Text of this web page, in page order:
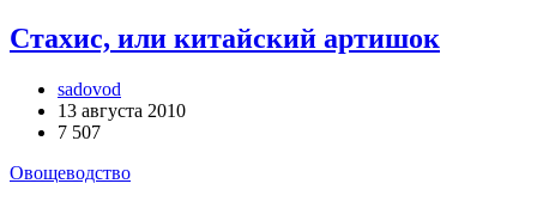
Стахис, или китайский артишок
sadovod
13 августа 2010
7 507
Овощеводство